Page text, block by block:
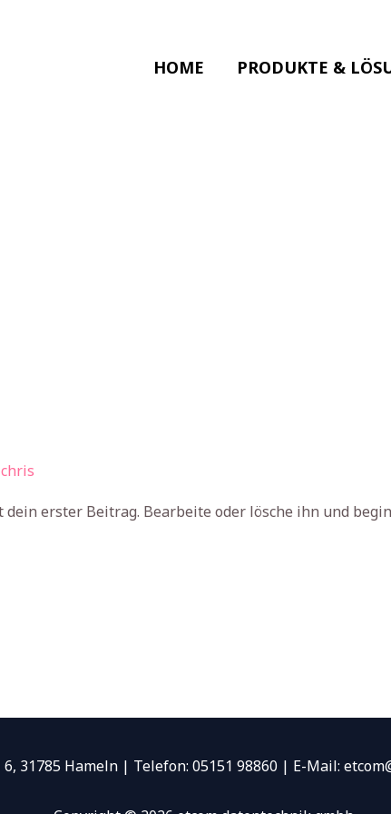
HOME PRODUKTE &
chris
erster Beitrag. Bearbeite oder lösche ihn und
31785 Hameln | Telefon: 05151 98860 | E-Mail: